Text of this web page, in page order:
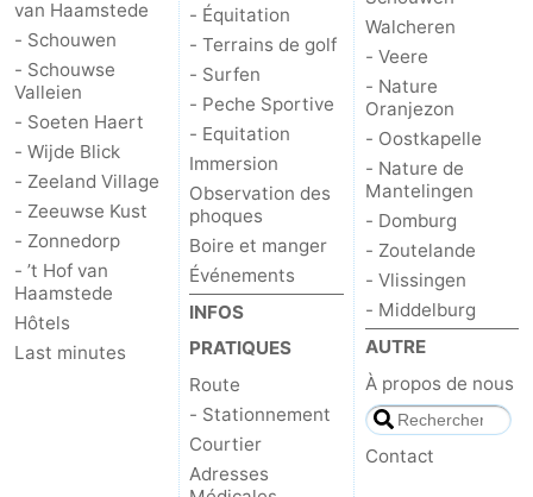
van Haamstede
- Schouwen
- Schouwse
Valleien
- Soeten Haert
- Wijde Blick
- Zeeland Village
- Zeeuwse Kust
- Zonnedorp
- ’t Hof van
Haamstede
Hôtels
Last minutes
- Équitation
- Terrains de golf
- Surfen
- Peche Sportive
- Equitation
Immersion
Observation des
phoques
Boire et manger
Événements
INFOS
PRATIQUES
Route
- Stationnement
Courtier
Adresses
Walcheren
- Veere
- Nature
Oranjezon
- Oostkapelle
- Nature de
Mantelingen
- Domburg
- Zoutelande
- Vlissingen
- Middelburg
AUTRE
À propos de nous
Contact